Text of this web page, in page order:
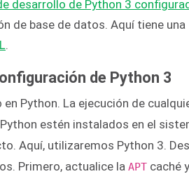
desarrollo de Python 3
de base de datos. Aquí tiene
.
de Python 3
Python. La ejecución de
estén instalados en el
Aquí, utilizaremos Python 3.
Primero, actualice la APT caché